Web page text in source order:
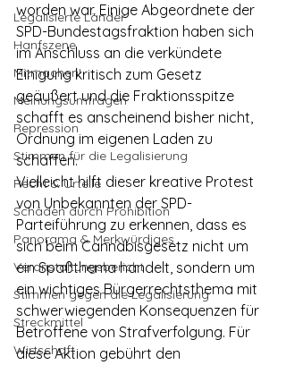
Legalisierte Länder
Hanfszene
Mitmachen!
Meinungsumfragen
Repression
Stimmen für die Legalisierung
Recht & Urteile
Schäden durch Prohibition
Panorama & Merkwürdiges
Veranstaltungsbericht
Stimmen gegen die Legalisierung
Streckmittel
Wirtschaft
worden war. Einige Abgeordnete der
SPD-Bundestagsfraktion haben sich
im Anschluss an die verkündete
Einigung kritisch zum Gesetz
geäußert und die Fraktionsspitze
schafft es anscheinend bisher nicht,
Ordnung im eigenen Laden zu
schaffen.
Vielleicht hilft dieser kreative Protest
von Unbekannten der SPD-
Parteiführung zu erkennen, dass es
sich beim Cannabisgesetz nicht um
ein Spaßthema handelt, sondern um
ein wichtiges Bürgerrechtsthema mit
schwerwiegenden Konsequenzen für
Betroffene von Strafverfolgung. Für
diese Aktion gebührt den